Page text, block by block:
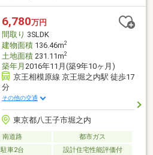
6,780万円
間取り 3SLDK
建物面積136.46m2
土地面積231.11m2
築年月 2016年11月(築9年10ヶ月)
京王相模原線 京王堀之内駅 徒歩17
分
その他の交通
東京都八王子市堀之内
南道路
都市ガス
駐車2台 設計住宅性能評価付